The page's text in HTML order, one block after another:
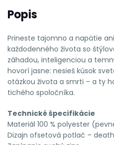
Popis
Prineste tajomno a napätie
každodenného života so
záhadou, inteligenciou a
hovorí jasne: nesieš kúsok
otázkou života a smrti – a ty
tichého spoločníka.
Technické špecifikácie
Materiál 100 % polyester
Dizajn ofsetová potlač –